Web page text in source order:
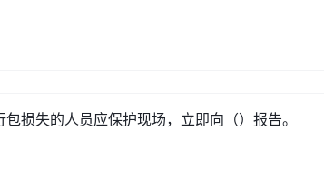
损失的人员应保护现场，立即向（）报告。